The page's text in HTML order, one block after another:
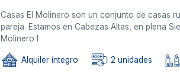
Casas El Molinero son un conjunto de casas
pareja. Estamos en Cabezas Altas, en plena
Molinero I
Alquiler íntegro 2 unidades